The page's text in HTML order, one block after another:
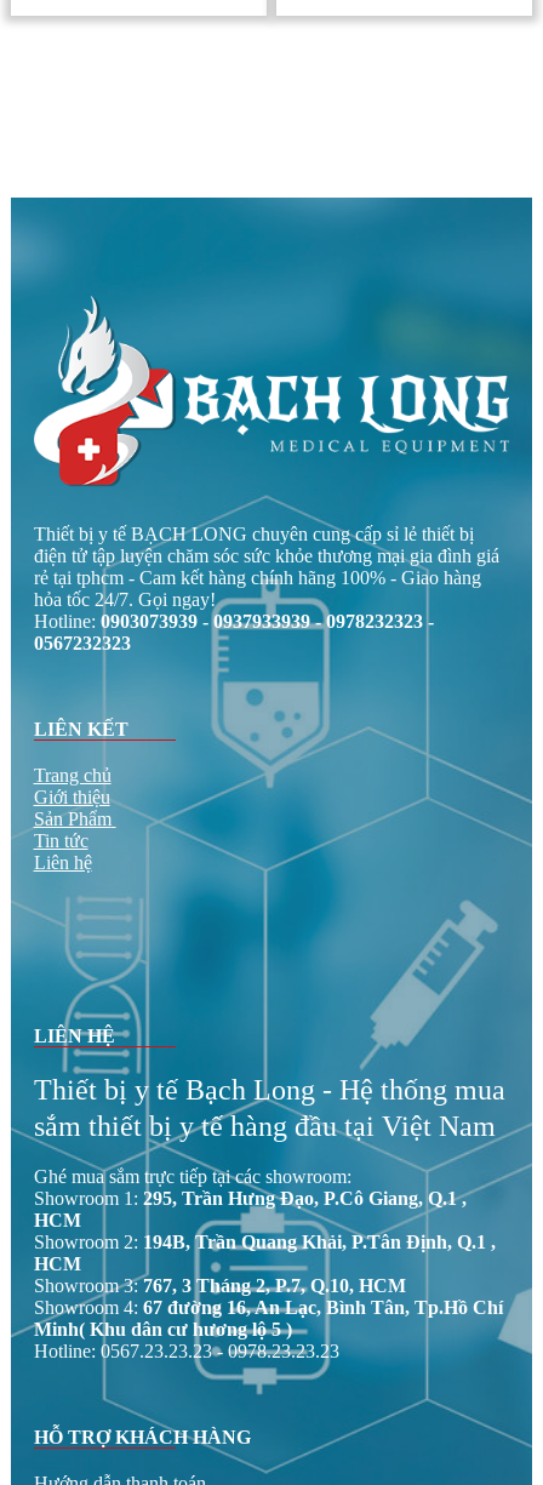
Thiết bị y tế BẠCH LONG chuyên cung cấp sỉ lẻ thiết bị
điện tử tập luyện chăm sóc sức khỏe thương mại gia đình giá
rẻ tại tphcm - Cam kết hàng chính hãng 100% - Giao hàng
hỏa tốc 24/7. Gọi ngay!
Hotline: 0903073939 - 0937933939 - 0978232323 -
0567232323
LIÊN KẾT
Trang chủ
Giới thiệu
Sản Phẩm
Tin tức
Liên hệ
LIÊN HỆ
Thiết bị y tế Bạch Long - Hệ thống mua
sắm thiết bị y tế hàng đầu tại Việt Nam
Ghé mua sắm trực tiếp tại các showroom:
Showroom 1: 295, Trần Hưng Đạo, P.Cô Giang, Q.1 ,
HCM
Showroom 2: 194B, Trần Quang Khải, P.Tân Định, Q.1 ,
HCM
Showroom 3:767, 3 Tháng 2, P.7, Q.10, HCM
Showroom 4: 67 đường 16, An Lạc, Bình Tân, Tp.Hồ Chí
Minh( Khu dân cư hương lộ 5 )
Hotline: 0567.23.23.23 - 0978.23.23.23
HỖ TRỢ KHÁCH HÀNG